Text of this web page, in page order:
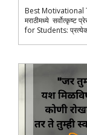
Best Motivational
मराठीमध्ये
for Students: प्रत्येक